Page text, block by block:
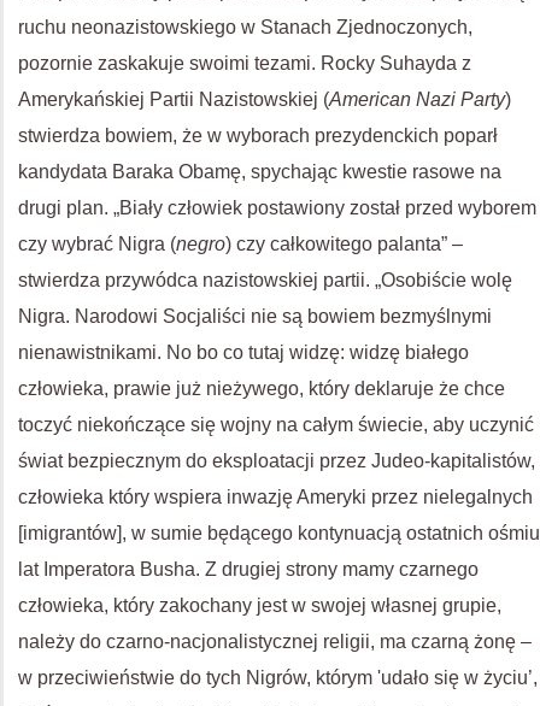
ruchu neonazistowskiego w Stanach Zjednoczonych,
pozornie zaskakuje swoimi tezami. Rocky Suhayda z
Amerykańskiej Partii Nazistowskiej (American Nazi Party)
stwierdza bowiem, że w wyborach prezydenckich poparł
kandydata Baraka Obamę, spychając kwestie rasowe na
drugi plan. „Biały człowiek postawiony został przed wyborem
czy wybrać Nigra (negro) czy całkowitego palanta” –
stwierdza przywódca nazistowskiej partii. „Osobiście wolę
Nigra. Narodowi Socjaliści nie są bowiem bezmyślnymi
nienawistnikami. No bo co tutaj widzę: widzę białego
człowieka, prawie już nieżywego, który deklaruje że chce
toczyć niekończące się wojny na całym świecie, aby uczynić
świat bezpiecznym do eksploatacji przez Judeo-kapitalistów,
człowieka który wspiera inwazję Ameryki przez nielegalnych
[imigrantów], w sumie będącego kontynuacją ostatnich ośmiu
lat Imperatora Busha. Z drugiej strony mamy czarnego
człowieka, który zakochany jest w swojej własnej grupie,
należy do czarno-nacjonalistycznej religii, ma czarną żonę –
w przeciwieństwie do tych Nigrów, którym 'udało się w życiu’,